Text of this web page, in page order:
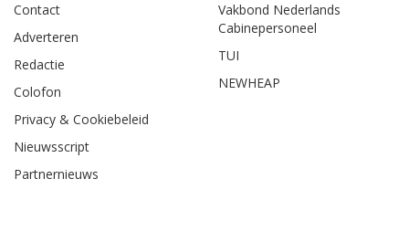
Contact
Adverteren
Redactie
Colofon
Privacy & Cookiebeleid
Nieuwsscript
Partnernieuws
Vakbond Nederlands
Cabinepersoneel
TUI
NEWHEAP